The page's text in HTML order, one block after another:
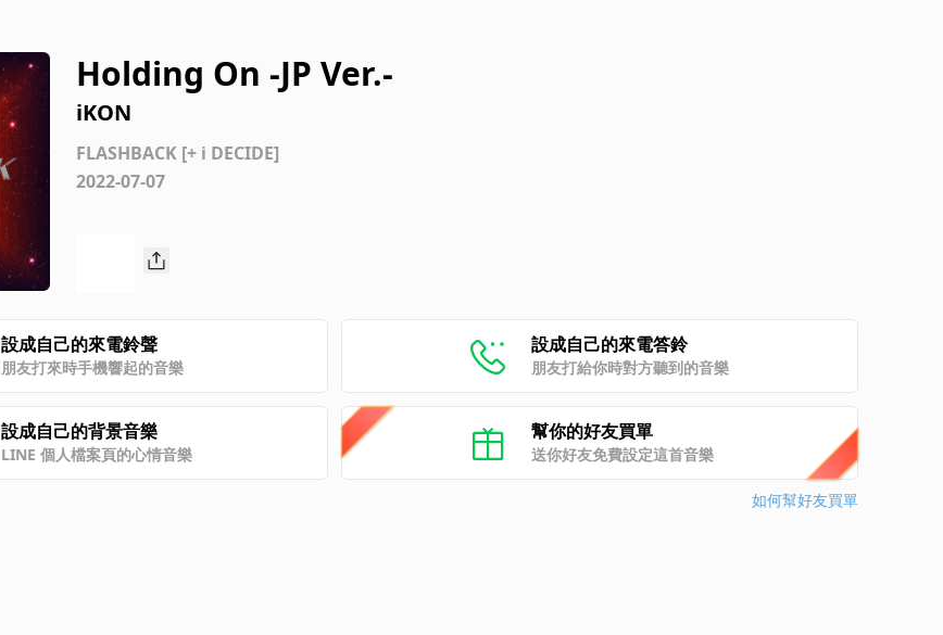
Holding On -JP Ver.-
iKON
FLASHBACK [+ i DECIDE]
2022-07-07
設成自己的來電鈴聲
朋友打來時手機響起的音樂
設成自己的來電答鈴
朋友打給你時對方聽到的音樂
設成自己的背景音樂
LINE 個人檔案頁的心情音樂
幫你的好友買單
送你好友免費設定這首音樂
如何幫好友買單